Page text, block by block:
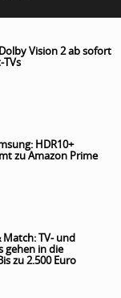
Vision 2 ab sofort
TVs
HDR10+
zu Amazon Prime
TV- und
gehen in die
zu 2.500 Euro